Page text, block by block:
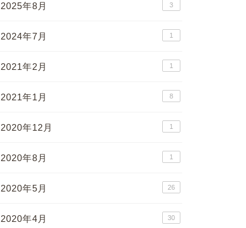
2025年8月 3
2024年7月 1
2021年2月 1
2021年1月 8
2020年12月 1
2020年8月 1
2020年5月 26
2020年4月 30